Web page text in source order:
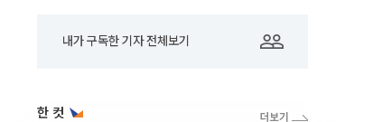
내가 구독한 기자 전체보기
한 컷